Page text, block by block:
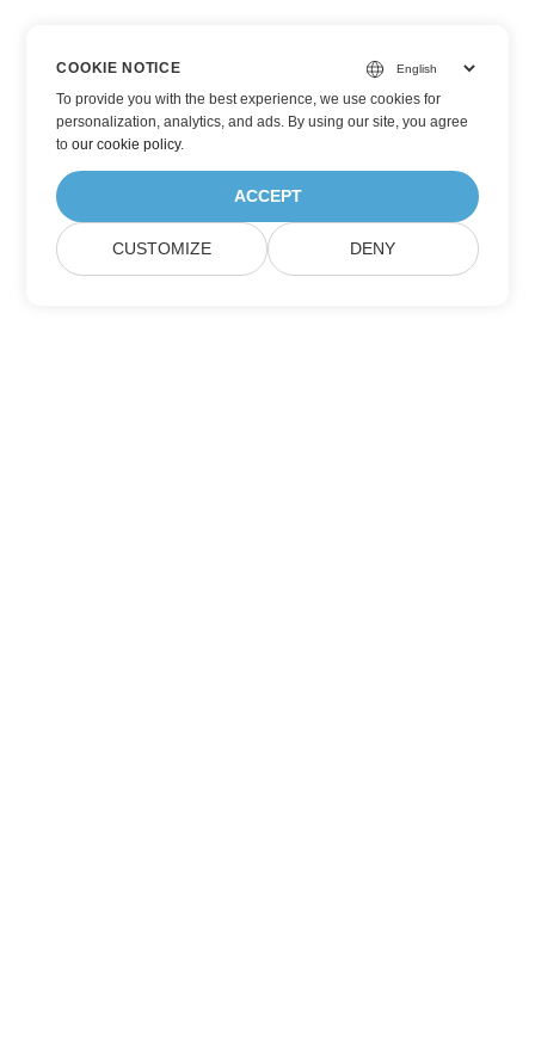
COOKIE NOTICE
To provide you with the best experience, we use cookies for
personalization, analytics, and ads. By using our site, you agree
toour cookie policy.
ACCEPT
CUSTOMIZE DENY